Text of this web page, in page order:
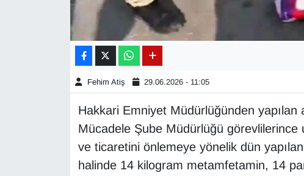
Fehim Atiş 29.06.2026 - 11:05
Hakkari Emniyet Müdürlüğünden yapılan
Mücadele Şube Müdürlüğü görevlilerince
ve ticaretini önlemeye yönelik dün
halinde 14 kilogram metamfetamin, 14
GENEL
Gündem
HABERDE İNSAN